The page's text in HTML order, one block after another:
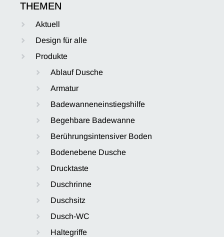
THEMEN
Aktuell
Design für alle
Produkte
Ablauf Dusche
Armatur
Badewanneneinstiegshilfe
Begehbare Badewanne
Berührungsintensiver Boden
Bodenebene Dusche
Drucktaste
Duschrinne
Duschsitz
Dusch-WC
Haltegriffe